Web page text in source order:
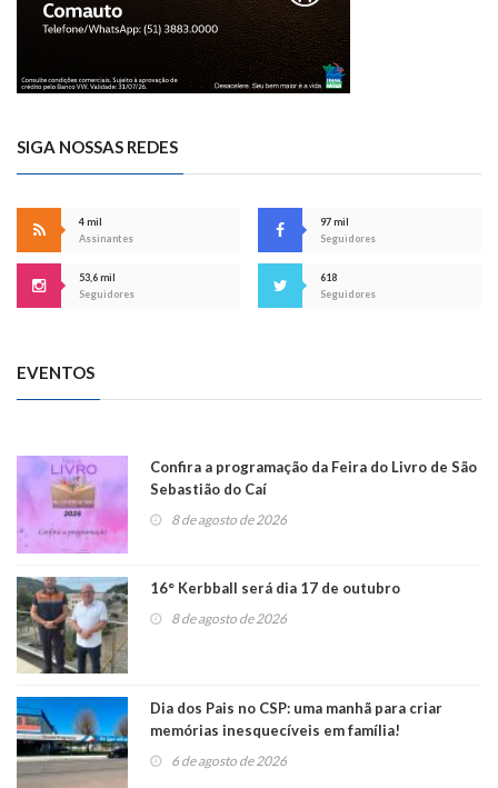
SIGA NOSSAS REDES
4 mil
Assinantes
97 mil
Seguidores
53,6 mil
Seguidores
618
Seguidores
EVENTOS
Confira a programação da Feira do Livro de São
Sebastião do Caí
8 de agosto de 2026
16° Kerbball será dia 17 de outubro
8 de agosto de 2026
Dia dos Pais no CSP: uma manhã para criar
memórias inesquecíveis em família!
6 de agosto de 2026